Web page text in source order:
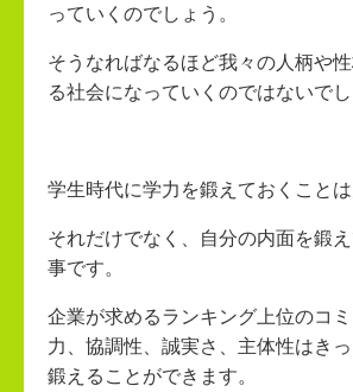
っていくのでしょう。
そうなればなるほど我々の人柄や
る社会になっていくのではないでし
学生時代に学力を鍛えておくことは
それだけでなく、自分の内面を鍛
事です。
企業が求めるランキング上位のコ
力、協調性、誠実さ、主体性はき
鍛えることができます。